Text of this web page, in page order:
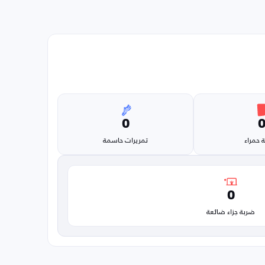
0
حمراء
0
تمريرات حاسمة
0
ضربة جزاء ضائعة